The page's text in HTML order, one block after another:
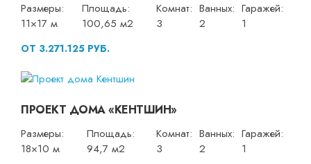
Размеры:
11×17 м
Площадь:
100,65 м2
Комнат:
3
Ванных:
2
Гаражей:
1
ОТ 3.271.125 РУБ.
ПРОЕКТ ДОМА «КЕНТШИН»
Размеры:
18×10 м
Площадь:
94,7 м2
Комнат:
3
Ванных:
2
Гаражей:
1